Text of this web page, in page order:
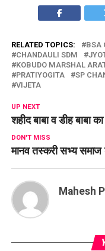
RELATED TOPICS: BSA
CHANDAULI SDM
KOBUDO MARSHAL
PRATIYOGITA
SP
VIJETA
UP NEXT
शहीद बाबा व डीह बाबा
DON'T MISS
मानव तस्करी सभ्य
Mahesh